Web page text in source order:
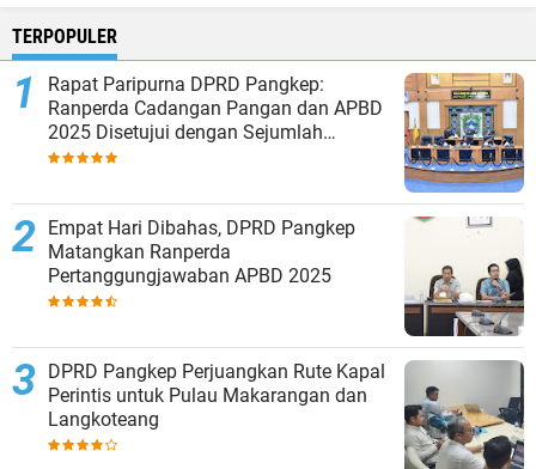
TERPOPULER
Rapat Paripurna DPRD Pangkep:
Ranperda Cadangan Pangan dan APBD
2025 Disetujui dengan Sejumlah
Catatan
Empat Hari Dibahas, DPRD Pangkep
Matangkan Ranperda
Pertanggungjawaban APBD 2025
DPRD Pangkep Perjuangkan Rute Kapal
Perintis untuk Pulau Makarangan dan
Langkoteang